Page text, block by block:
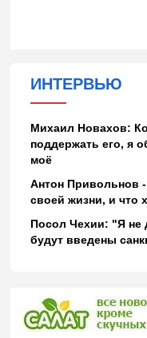
ИНТЕРВЬЮ
Михаил Новахов:
поддержать его, я
моё
Антон Привольнов -
своей жизни, и что
Посол Чехии: "Я не
будут введены